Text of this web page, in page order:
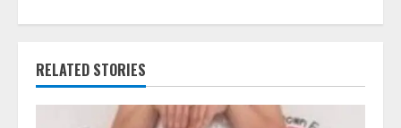
u
e
R
RELATED STORIES